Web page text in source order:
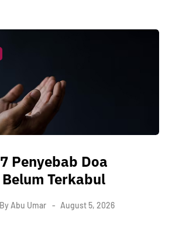
7 Penyebab Doa
Belum Terkabul
ByAbu Umar August 5, 2026